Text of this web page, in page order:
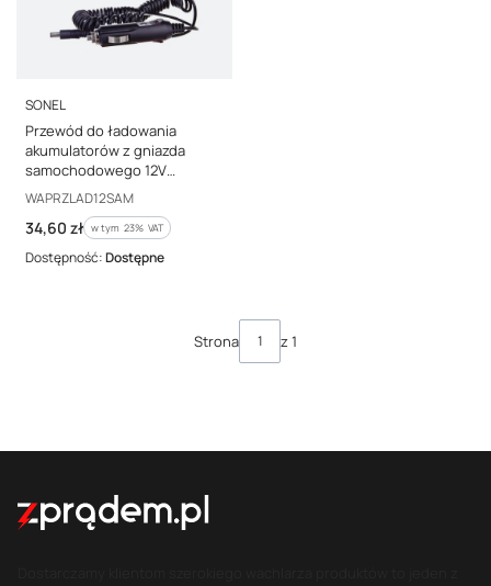
PRODUCENT
SONEL
Przewód do ładowania
akumulatorów z gniazda
samochodowego 12V
WAPRZLAD12SAM
Kod producenta
WAPRZLAD12SAM
Cena brutto
34,60 zł w tym %s VAT
w tym 23% VAT
Dostępność:Dostępne
Strona z 1